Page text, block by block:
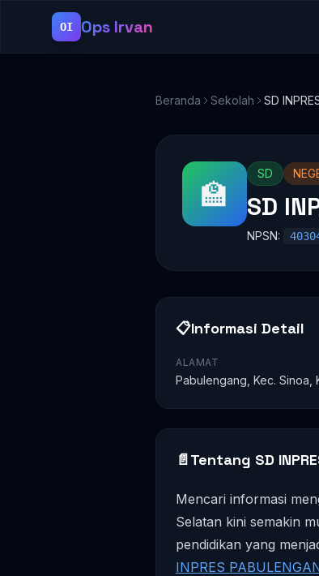
OI Ops Irvan
Beranda Sekolah SD
🏫
SD
SD
NPSN:
📋Informasi Detail
ALAMAT
Pabulengang, Kec. Sinoa,
📄Tentang SD
Mencari informasi
Selatan kini semakin
pendidikan yang
INPRES